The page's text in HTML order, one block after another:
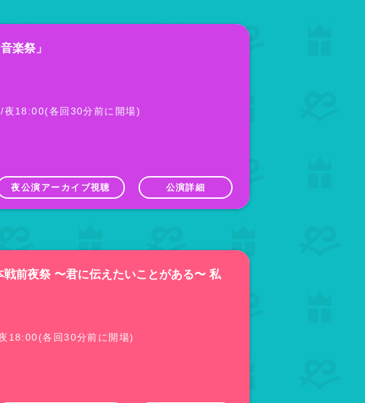
楽祭」
18:00(各回30分前に開場)
夜公演アーカイブ視聴 公演詳細
前夜祭 〜君に伝えたいことがある〜 私
各回30分前に開場)